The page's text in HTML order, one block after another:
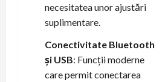
necesitatea unor ajustări
suplimentare.
Conectivitate Bluetooth
și USB: Funcții moderne
care permit conectarea